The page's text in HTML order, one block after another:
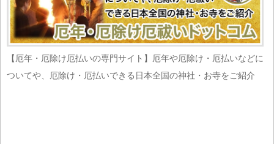
【厄年・厄除け厄払いの専門サイト】厄年や厄除け・厄払いなどに
ついてや、厄除け・厄払いできる日本全国の神社・お寺をご紹介